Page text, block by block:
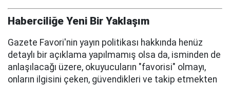
Haberciliğe Yeni Bir Yaklaşım
Gazete Favori'nin yayın politikası hakkında henüz
detaylı bir açıklama yapılmamış olsa da, isminden de
anlaşılacağı üzere, okuyucuların "favorisi" olmayı,
onların ilgisini çeken, güvendikleri ve takip etmekten